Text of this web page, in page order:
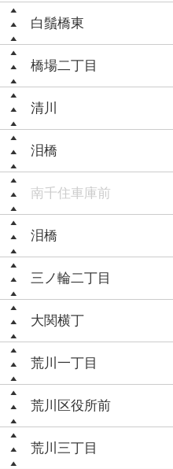
白鬚橋東
橋場二丁目
清川
泪橋
南千住車庫前
泪橋
三ノ輪二丁目
大関横丁
荒川一丁目
荒川区役所前
荒川三丁目